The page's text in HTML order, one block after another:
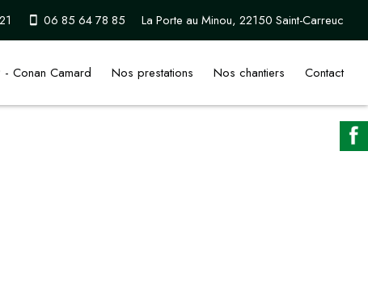
06 85 64 78 85 La Porte au Minou, 22150 Saint-Carreuc
- Conan Camard Nos prestations Nos chantiers Contact